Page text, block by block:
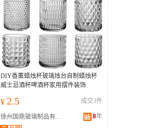
DIY香薰蜡烛杯玻璃烛台自制蜡烛杯
威士忌酒杯啤酒杯家用摆件装饰
¥ 2.5 成交3件
徐州国鼎玻璃制品有限公司 8年